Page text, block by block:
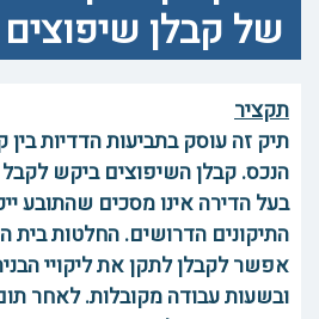
של קבלן שיפוצים 83063-1
תקציר
תיק זה עוסק בתביעות הדדיות
הנכס. קבלן השיפוצים ביקש
בעל הדירה אינו מסכים שהתובע
אפשר לקבלן לתקן את ליקויי
ובשעות עבודה מקובלות. לאחר